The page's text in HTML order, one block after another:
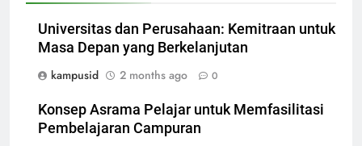
Universitas dan Perusahaan: Kemitraan untuk
Masa Depan yang Berkelanjutan
kampusid
2 months ago 0
Konsep Asrama Pelajar untuk Memfasilitasi
Pembelajaran Campuran